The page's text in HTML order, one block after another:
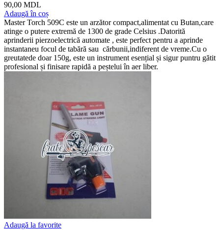
90,00 MDL
Adaugă în coș
Master Torch 509C este un arzător compact,alimentat cu Butan,care
atinge o putere extremă de 1300 de grade Celsius .Datorită
aprinderii pierzoelectrică automate , este perfect pentru a aprinde
instantaneu focul de tabără sau cărbunii,indiferent de vreme.Cu o
greutatede doar 150g, este un instrument esențial și sigur puntru gătit
profesional și finisare rapidă a peștelui în aer liber.
Adaugă la favorite